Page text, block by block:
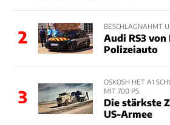
2
BESCHLAGNAHMT
Audi RS3
Polizeiauto
3
OSKOSH HET A1
MIT 700 PS
Die stärkste
US-Armee